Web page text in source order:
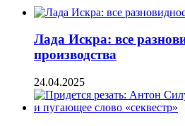
Лада Искра: все
производства
24.04.2025